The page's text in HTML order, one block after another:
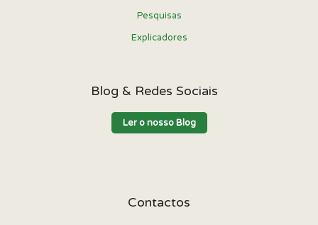
Pesquisas
Explicadores
Blog & Redes Sociais
Ler o nosso Blog
Contactos